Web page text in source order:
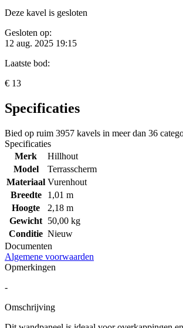
Deze kavel is gesloten
Gesloten op:
12 aug. 2025 19:15
Laatste bod:
€ 13
Specificaties
Bied op ruim 3957 kavels in meer dan 36
Specificaties
Merk
Hillhout
Model
Terrasscherm
Materiaal Vurenhout
Breedte
1,01 m
Hoogte
2,18 m
Gewicht 50,00 kg
Conditie Nieuw
Documenten
Algemene voorwaarden
Opmerkingen
-
Omschrijving